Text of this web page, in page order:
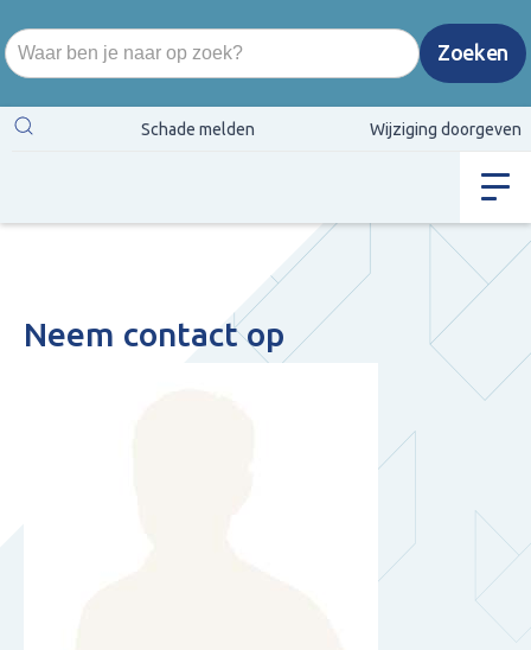
Schade melden Wijziging doorgeven
Neem contact op